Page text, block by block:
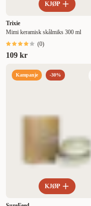
KJØP
Trixie
Mimi keramisk skålmiks 300 ml
(0)
109 kr
Kampanje -30%
KJØP